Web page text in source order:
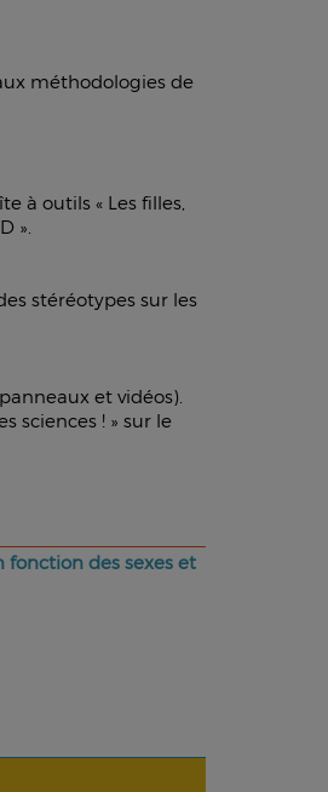
méthodologies de
à outils « Les filles,
».
stéréotypes sur les
et vidéos).
sciences ! » sur le
fonction des sexes et